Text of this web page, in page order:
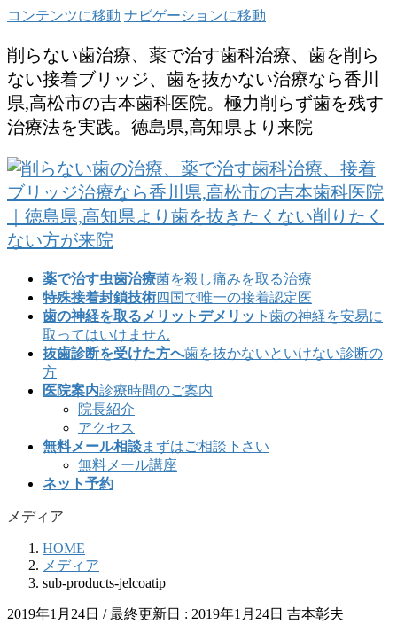
コンテンツに移動 ナビゲーションに移動
削らない歯治療、薬で治す歯科治療、歯を削ら
ない接着ブリッジ、歯を抜かない治療なら香川
県,高松市の吉本歯科医院。極力削らず歯を残す
治療法を実践。徳島県,高知県より来院
薬で治す虫歯治療菌を殺し痛みを取る治療
特殊接着封鎖技術四国で唯一の接着認定医
歯の神経を取るメリットデメリット歯の神経を安易に
取ってはいけません
抜歯診断を受けた方へ歯を抜かないといけない診断の
方
医院案内診療時間のご案内
院長紹介
アクセス
無料メール相談まずはご相談下さい
無料メール講座
ネット予約
メディア
HOME
メディア
sub-products-jelcoatip
2019年1月24日 / 最終更新日 : 2019年1月24日 吉本彰夫